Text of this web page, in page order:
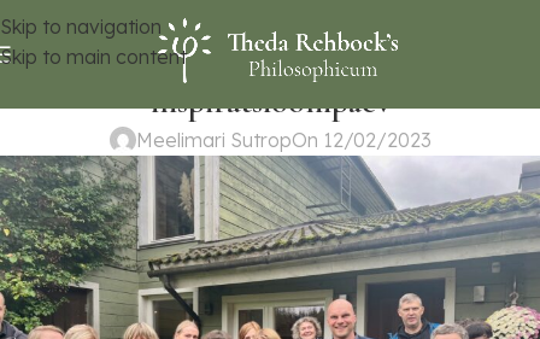
Skip to navigation
Skip to main content
Viljandi Kultuuriakadeemia
inspiratsioonipäev
Meelimari SutropOn 12/02/2023